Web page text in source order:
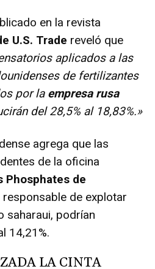
en la revista
U.S. Trade reveló que
aplicados a las
de fertilizantes
por la empresa rusa
del 28,5% al ​​18,83%.»
agrega que las
de la oficina
Phosphates de
responsable de explotar
saharaui, podrían
14,21%.
LA CINTA